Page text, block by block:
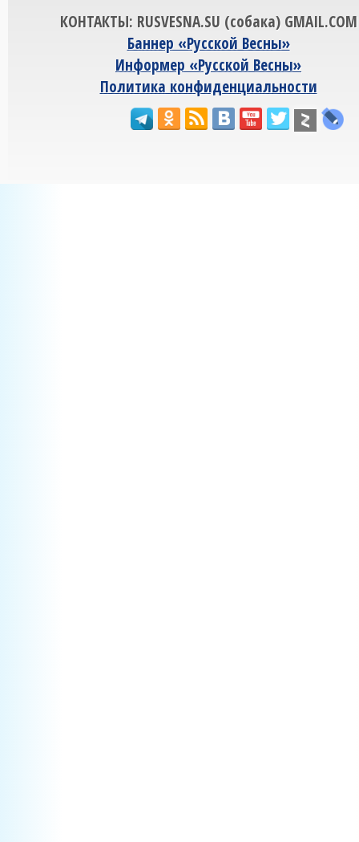
КОНТАКТЫ: RUSVESNA.SU (собака) GMAIL.COM
Баннер «Русской Весны»
Информер «Русской Весны»
Политика конфиденциальности